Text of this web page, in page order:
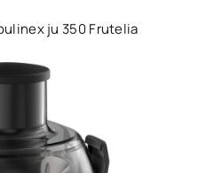
ju 350 Frutelia